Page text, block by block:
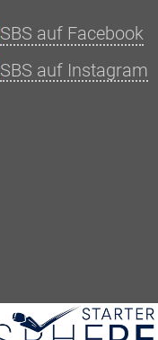
SBS auf Facebook
SBS auf Instagram